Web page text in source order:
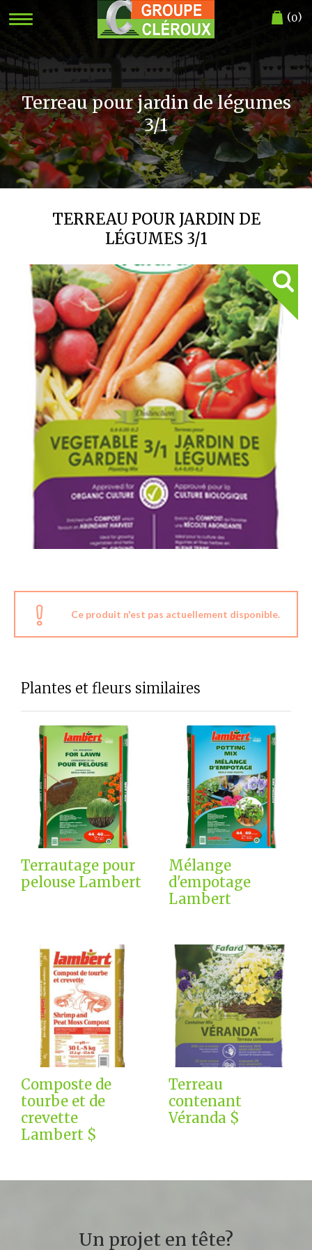
(0)
Terreau pour jardin de légumes
3/1
TERREAU POUR JARDIN DE
LÉGUMES 3/1
Ce produit n'est pas actuellement disponible.
Plantes et fleurs similaires
Terrautage pour
pelouse Lambert
Mélange
d'empotage
Lambert
Composte de
tourbe et de
crevette
Lambert $
Terreau
contenant
Véranda $
Un projet en tête?